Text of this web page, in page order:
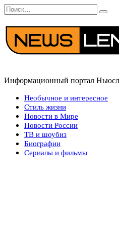
Перейти
к
содержанию
Search
for:
Информационный портал
Необычное и интересное
Стиль жизни
Новости в Мире
Новости России
ТВ и шоубиз
Биографии
Сериалы и фильмы